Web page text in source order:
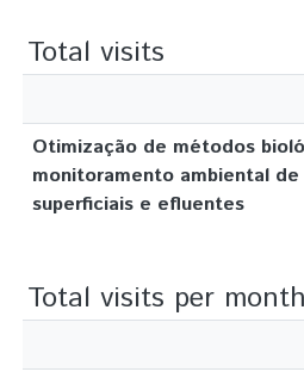
Total visits
Otimização de métodos
monitoramento ambiental de
superficiais e efluentes
Total visits per month